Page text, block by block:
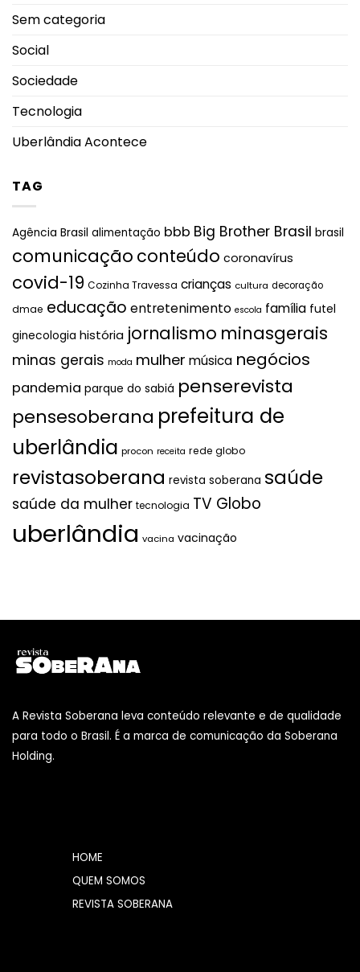
Sem categoria
Social
Sociedade
Tecnologia
Uberlândia Acontece
TAG
Agência Brasil alimentação bbb Big Brother Brasil brasil
comunicação conteúdo coronavírus
covid-19 Cozinha Travessa crianças cultura decoração
dmae educação entretenimento escola família futel
ginecologia história jornalismo minasgerais
minas gerais moda mulher música negócios
pandemia parque do sabiá penserevista
pensesoberana prefeitura de
uberlândia procon receita rede globo
revistasoberana revista soberana saúde
saúde da mulher tecnologia TV Globo
uberlândia vacina vacinação
A Revista Soberana leva conteúdo relevante e de qualidade
para todo o Brasil. É a marca de comunicação da Soberana
Holding.
HOME
QUEM SOMOS
REVISTA SOBERANA